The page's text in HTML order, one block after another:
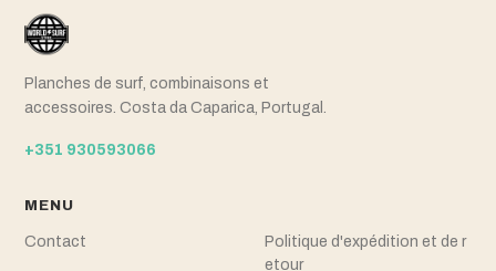
Planches de surf, combinaisons et
accessoires. Costa da Caparica, Portugal.
+351 930593066
MENU
Contact
Politique d'expédition et de r
etour